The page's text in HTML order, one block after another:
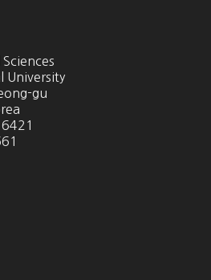
University
gu